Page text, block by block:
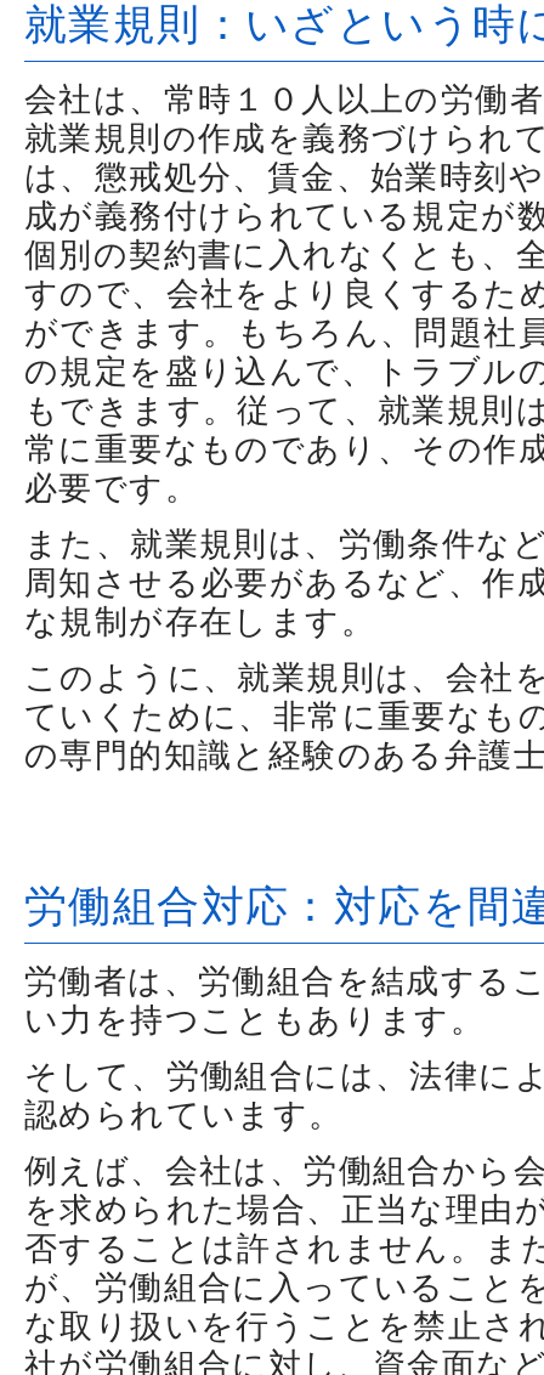
就業規則：いざという時
会社は、常時１０人以上の労働
就業規則の作成を義務づけられ
は、懲戒処分、賃金、始業時刻
成が義務付けられている規定が
個別の契約書に入れなくとも、
すので、会社をより良くするた
ができます。もちろん、問題社
の規定を盛り込んで、トラブル
もできます。従って、就業規則
常に重要なものであり、その作
必要です。
また、就業規則は、労働条件な
周知させる必要があるなど、作
な規制が存在します。
このように、就業規則は、会社
ていくために、非常に重要なも
の専門的知識と経験のある弁護
労働組合対応：対応を間
労働者は、労働組合を結成する
い力を持つこともあります。
そして、労働組合には、法律に
認められています。
例えば、会社は、労働組合から
を求められた場合、正当な理由
否することは許されません。ま
が、労働組合に入っていること
な取り扱いを行うことを禁止さ
社が労働組合に対し、資金面な